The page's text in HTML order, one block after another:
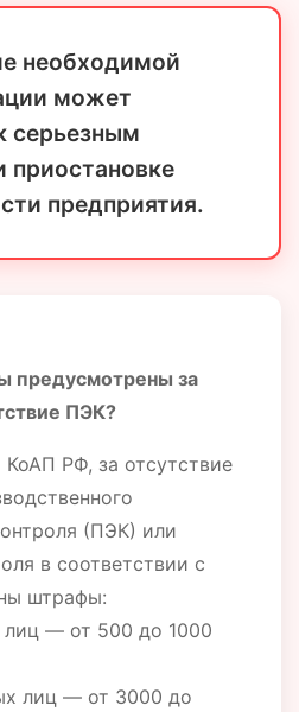
необходимой
может
серьезным
предприятия.
предусмотрены за
ПЭК?
КоАП РФ, за отсутствие
(ПЭК) или
в соответствии с
штрафы:
лиц — от 500 до 1000
лиц — от 3000 до